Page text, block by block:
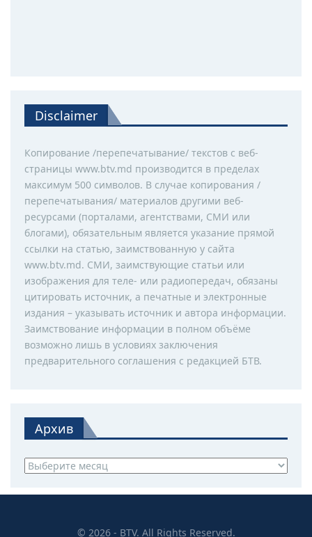
Disclaimer
Копирование /перепечатывание/ текстов с веб-
страницы www.btv.md производится в пределах
максимум 500 символов. В случае копирования /
перепечатывания/ материалов другими веб-
ресурсами (порталами, агентствами, СМИ или
блогами), обязательным является указание прямой
ссылки на статью, заимствованную у сайта
www.btv.md. СМИ, заимствующие статьи или
изображения для теле- или радиопередач, обязаны
цитировать источник, а печатные и электронные
издания – указывать источник и автора информации.
Заимствование информации в полном объёме
возможно лишь в условиях заключения
предварительного соглашения с редакцией БТВ.
Архив
Архив
© 2026 - BTV. All Rights Reserved.